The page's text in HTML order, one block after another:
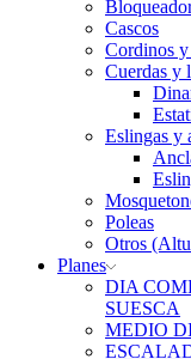
Cascos
Cordinos y
Cuerdas y
Eslingas y
Poleas
Otros
Planes
DIA
SUESCA
MEDIO